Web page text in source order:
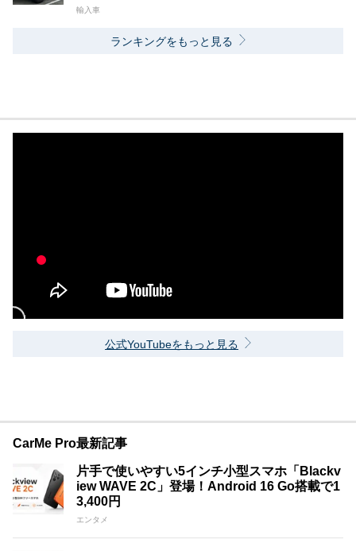
輸入車
ランキングをもっと見る
公式YouTubeをもっと見る
CarMe Pro最新記事
片手で使いやすい5インチ小型スマホ「Blackv
iew WAVE 2C」登場！Android 16 Go搭載で1
3,400円
エンタメ